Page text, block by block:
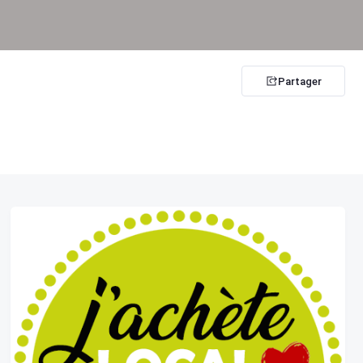
Partager